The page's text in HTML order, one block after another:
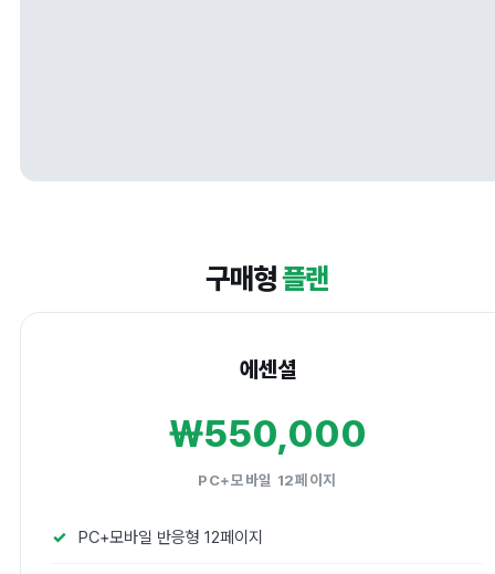
구매형플랜
에센셜
₩550,000
PC+모바일 12페이지
PC+모바일 반응형 12페이지